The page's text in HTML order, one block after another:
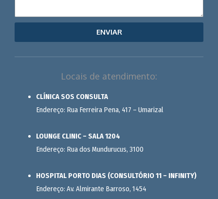
ENVIAR
Locais de atendimento:
CLÍNICA SOS CONSULTA
Endereço: Rua Ferreira Pena, 417 – Umarizal
LOUNGE CLINIC – SALA 1204
Endereço: Rua dos Mundurucus, 3100
HOSPITAL PORTO DIAS (CONSULTÓRIO 11 – INFINITY)
Endereço: Av. Almirante Barroso, 1454